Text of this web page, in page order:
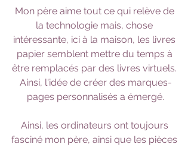
Mon père aime tout ce qui relève de
la technologie mais, chose
intéressante, ici à la maison, les livres
papier semblent mettre du temps à
être remplacés par des livres virtuels.
Ainsi, l'idée de créer des marques-
pages personnalisés a émergé.
Ainsi, les ordinateurs ont toujours
fasciné mon père, ainsi que les pièces